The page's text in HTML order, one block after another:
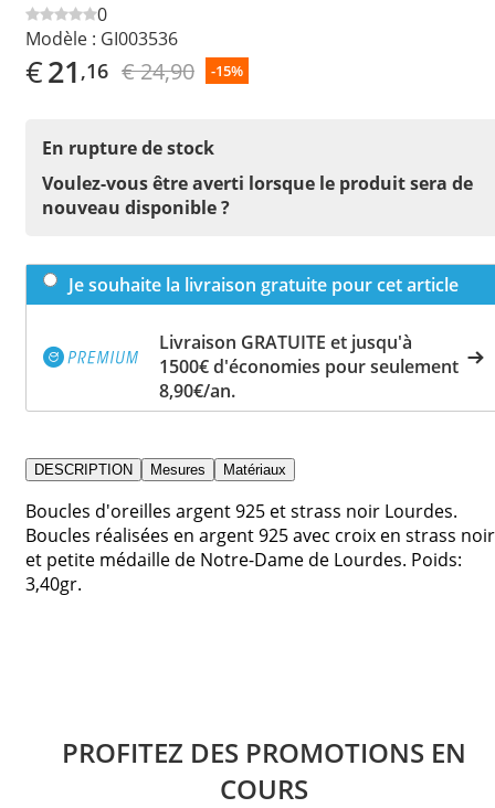
0
Modèle : GI003536
€21 ,16 € 24,90 -15%
En rupture de stock
Voulez-vous être averti lorsque le produit sera de
nouveau disponible ?
Je souhaite la livraison gratuite pour cet article
Livraison GRATUITE et jusqu'à
1500€ d'économies pour seulement
8,90€/an.
DESCRIPTION Mesures Matériaux
Boucles d'oreilles argent 925 et strass noir Lourdes.
Boucles réalisées en argent 925 avec croix en strass noir
et petite médaille de Notre-Dame de Lourdes. Poids:
3,40gr.
PROFITEZ DES PROMOTIONS EN
COURS